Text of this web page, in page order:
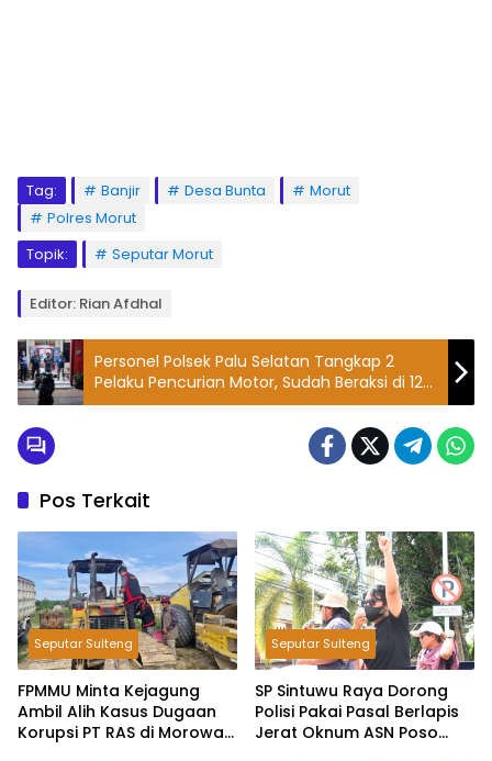
Tag: Banjir Desa Bunta
Morut
Polres Morut
Topik:
Seputar Morut
Editor: Rian Afdhal
Personel Polsek Palu Selatan Tangkap 2
Pelaku Pencurian Motor, Sudah Beraksi di 12
TKP
Pos Terkait
Seputar Sulteng
FPMMU Minta Kejagung
Ambil Alih Kasus Dugaan
Korupsi PT RAS di Morowali
Seputar Sulteng
SP Sintuwu Raya Dorong
Polisi Pakai Pasal Berlapis
Jerat Oknum ASN Poso